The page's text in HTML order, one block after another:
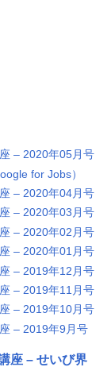
– 2020年05月号
for Jobs）
– 2020年04月号
– 2020年03月号
– 2020年02月号
– 2020年01月号
– 2019年12月号
– 2019年11月号
– 2019年10月号
– 2019年9月号
座 – せいび界